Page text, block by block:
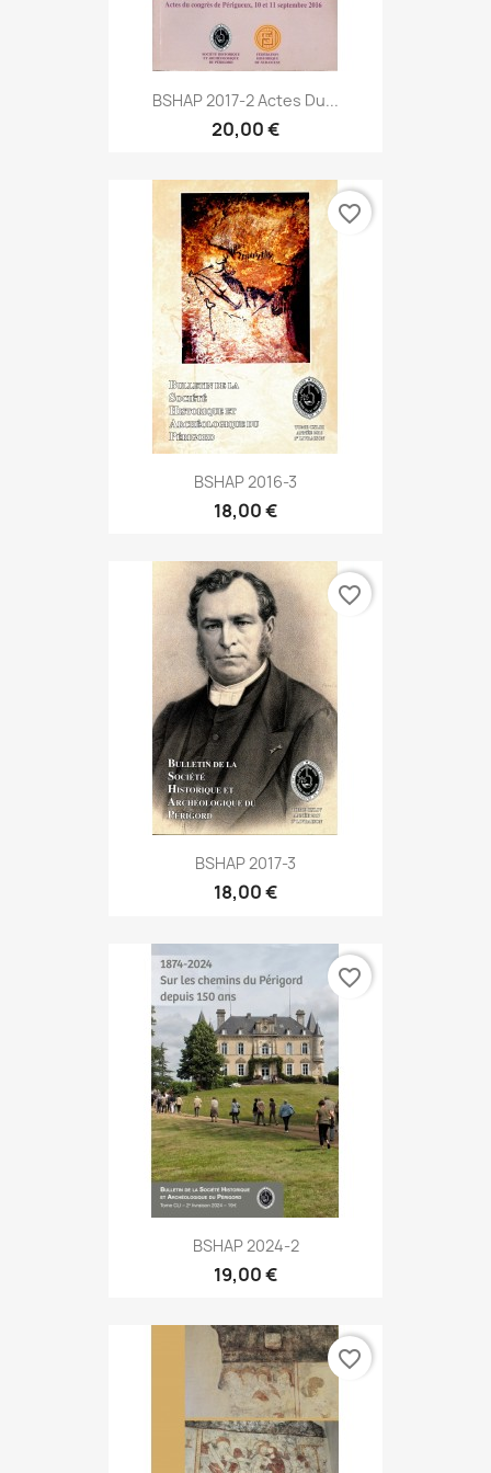
BSHAP 2017-2 Actes Du...
20,00 €
BSHAP 2016-3
18,00 €
favorite_border
BSHAP 2017-3
18,00 €
favorite_border
BSHAP 2024-2
19,00 €
favorite_border
favorite_border